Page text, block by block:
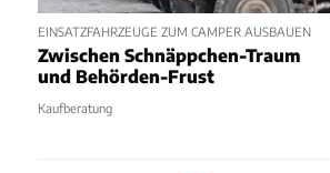
EINSATZFAHRZEUGE ZUM CAMPER AUSBAUEN
Zwischen Schnäppchen-Traum
und Behörden-Frust
Kaufberatung